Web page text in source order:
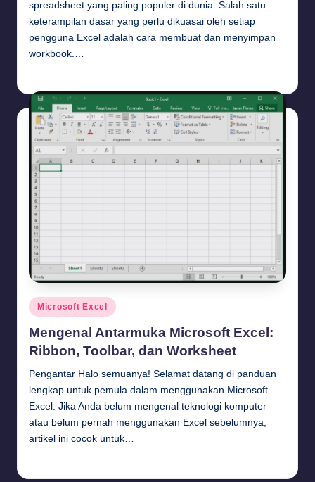
spreadsheet yang paling populer di dunia. Salah satu
keterampilan dasar yang perlu dikuasai oleh setiap
pengguna Excel adalah cara membuat dan menyimpan
workbook.…
Posted
in
Microsoft Excel
Mengenal Antarmuka Microsoft Excel:
Ribbon, Toolbar, dan Worksheet
Pengantar Halo semuanya! Selamat datang di panduan
lengkap untuk pemula dalam menggunakan Microsoft
Excel. Jika Anda belum mengenal teknologi komputer
atau belum pernah menggunakan Excel sebelumnya,
artikel ini cocok untuk…